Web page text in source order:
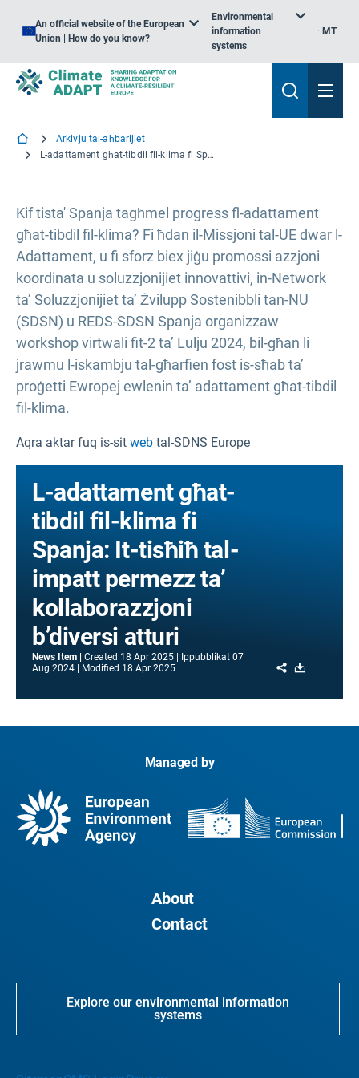
An official website of the European
Union | How do you know?
Environmental
information
systems
MT
Arkivju tal-aħbarijiet
L-adattament għat-tibdil fil-klima fi Spanja: It-tisħiħ tal-impatt permezz ta’ kollaborazzjoni b’diversi atturi
Kif tista' Spanja tagħmel progress fl-adattament
għat-tibdil fil-klima? Fi ħdan il-Missjoni tal-UE dwar l-
Adattament, u fi sforz biex jiġu promossi azzjoni
koordinata u soluzzjonijiet innovattivi, in-Network
ta’ Soluzzjonijiet ta’ Żvilupp Sostenibbli tan-NU
(SDSN) u REDS-SDSN Spanja organizzaw
workshop virtwali fit-2 ta’ Lulju 2024, bil-għan li
jrawmu l-iskambju tal-għarfien fost is-sħab ta’
proġetti Ewropej ewlenin ta’ adattament għat-tibdil
fil-klima.
Aqra aktar fuq is-sit web tal-SDNS Europe
L-adattament għat-
tibdil fil-klima fi
Spanja: It-tisħiħ tal-
impatt permezz ta’
kollaborazzjoni
b’diversi atturi
News Item Created 18 Apr 2025 Ippubblikat 07
Aug 2024
Modified 18 Apr 2025 Share
Managed by
About
Contact
Explore our environmental information
systems